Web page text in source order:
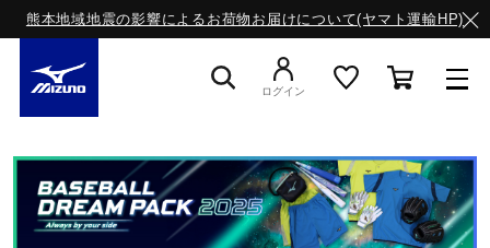
熊本地域地震の影響によるお荷物お届けについて(ヤマト運輸HP)
スニーカー
ライフスタイルウエア
ログイン